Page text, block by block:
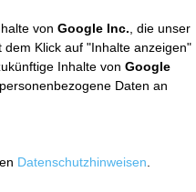
von Google Inc. , die unser
Klick auf "Inhalte anzeigen"
Inhalte von Google
Daten an
Datenschutzhinweisen